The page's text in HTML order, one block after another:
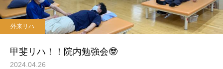
外来リハ
甲斐リハ！！院内勉強会🤓
2024.04.26